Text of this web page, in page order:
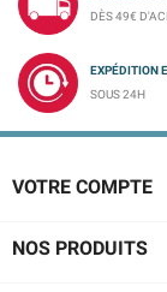
DÈS 49€
EXPÉDITION
SOUS 24H
VOTRE COMPTE
NOS PRODUITS